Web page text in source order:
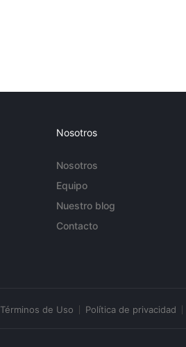
Nosotros
Nosotros
Equipo
Nuestro blog
Contacto
Términos de Uso Política de privacidad